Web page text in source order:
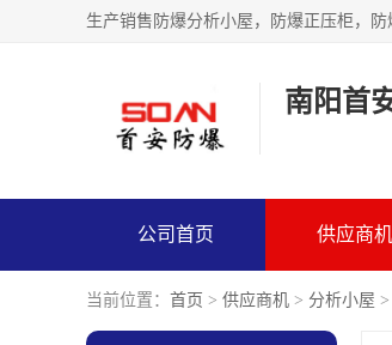
生产销售防爆分析小屋，防爆正压柜，
南阳首
公司首页 供应商机
当前位置： 首页 > 供应商机 > 分析小屋